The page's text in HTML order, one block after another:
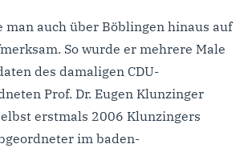
auch über Böblingen hinaus auf
So wurde er mehrere Male
des damaligen CDU-
Prof. Dr. Eugen Klunzinger
erstmals 2006 Klunzingers
im baden-